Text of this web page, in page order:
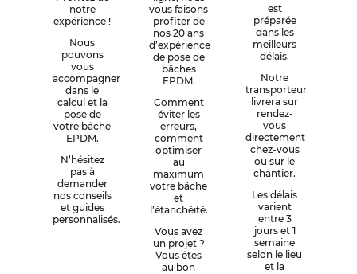
notre
expérience !
Nous
pouvons
vous
accompagner
dans le
calcul et la
pose de
votre bâche
EPDM.
N’hésitez
pas à
demander
nos conseils
et guides
personnalisés.
vous faisons
profiter de
nos 20 ans
d’expérience
de pose de
bâches
EPDM.
Comment
éviter les
erreurs,
comment
optimiser
au
maximum
votre bâche
et
l’étanchéité.
Vous avez
un projet ?
Vous êtes
au bon
est
préparée
dans les
meilleurs
délais.
Notre
transporteur
livrera sur
rendez-
vous
directement
chez-vous
ou sur le
chantier.
Les délais
varient
entre 3
jours et 1
semaine
selon le lieu
et la